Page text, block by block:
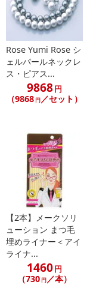
Rose Yumi Rose シ
ェルパールネックレ
ス・ピアス...
9868円
（9868 円／セット）
【2本】メークソリ
ューション まつ毛
埋めライナー＜アイ
ライナ...
1460円
（730 円／本）